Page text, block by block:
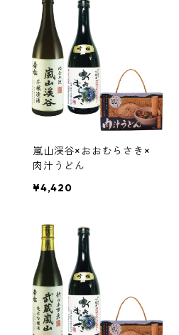
嵐山渓谷×おおむらさき×
肉汁うどん
¥4,420